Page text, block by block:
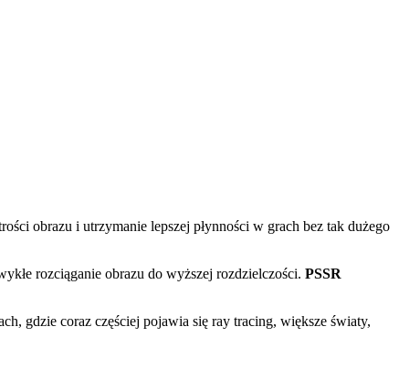
obrazu i utrzymanie lepszej płynności w grach bez tak dużego
rozciąganie obrazu do wyższej rozdzielczości. PSSR
gdzie coraz częściej pojawia się ray tracing, większe światy,